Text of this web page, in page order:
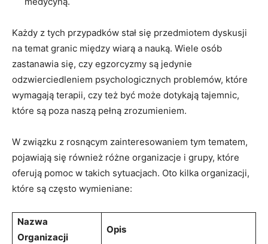
Każdy z tych przypadków stał⁣ się przedmiotem dyskusji
⁢na temat‍ granic między ⁤wiarą a nauką. Wiele ‍osób
zastanawia​ się, czy egzorcyzmy są jedynie
‌odzwierciedleniem psychologicznych problemów, które
wymagają terapii, czy też być ‍może dotykają‍ tajemnic,
które są poza naszą pełną zrozumieniem.
W związku z rosnącym ⁢zainteresowaniem tym tematem,
pojawiają się ⁤również⁣ różne organizacje i grupy, które
oferują pomoc w takich sytuacjach. Oto kilka organizacji,
które są często ⁢wymieniane:
Nazwa
Organizacji
Opis